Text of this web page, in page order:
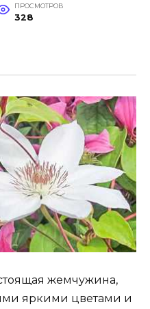
ПРОСМОТРОВ
328
жемчужина,
яркими цветами и